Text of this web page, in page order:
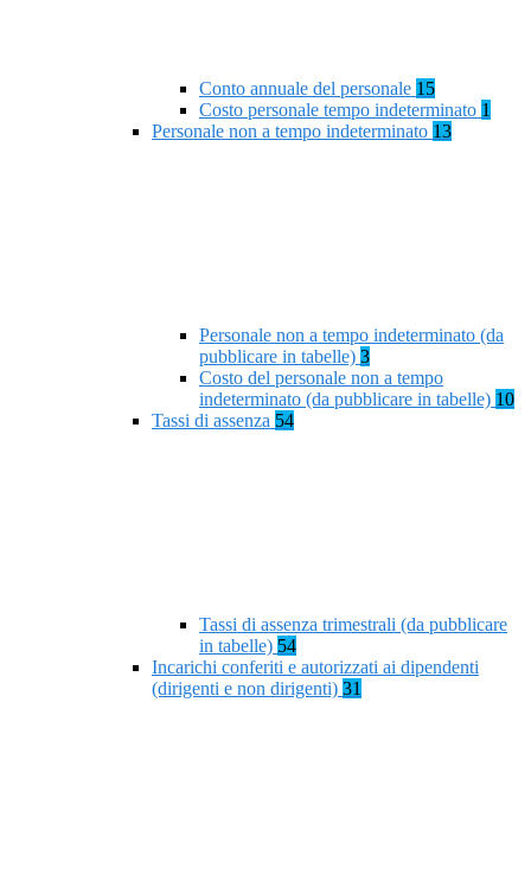
Conto annuale del personale 15
Costo personale tempo indeterminato 1
Personale non a tempo indeterminato 13
Personale non a tempo indeterminato (da
pubblicare in tabelle) 3
Costo del personale non a tempo
indeterminato (da pubblicare in tabelle) 10
Tassi di assenza 54
Tassi di assenza trimestrali (da pubblicare
in tabelle) 54
Incarichi conferiti e autorizzati ai dipendenti
(dirigenti e non dirigenti) 31